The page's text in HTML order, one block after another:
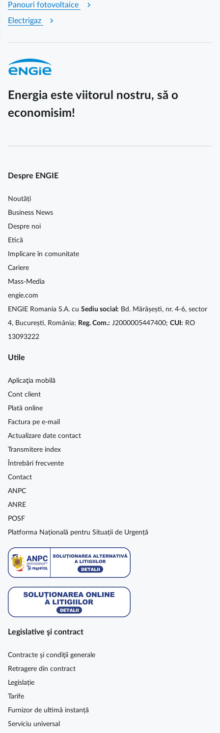
Panouri fotovoltaice chevron_right
Electrigaz chevron_right
Energia este viitorul nostru, să o
economisim!
Despre ENGIE
Noutăți
Business News
Despre noi
Etică
Implicare în comunitate
Cariere
Mass-Media
engie.com
ENGIE Romania S.A. cu Sediu social: Bd. Mărășești, nr. 4-6, sector
4, București, România; Reg. Com.: J2000005447400; CUI: RO
13093222
Utile
Aplicaţia mobilă
Cont client
Plată online
Factura pe e-mail
Actualizare date contact
Transmitere index
Întrebări frecvente
Contact
ANPC
ANRE
POSF
Platforma Națională pentru Situații de Urgență
Legislative şi contract
Contracte şi condiţii generale
Retragere din contract
Legislație
Tarife
Furnizor de ultimă instanță
Serviciu universal